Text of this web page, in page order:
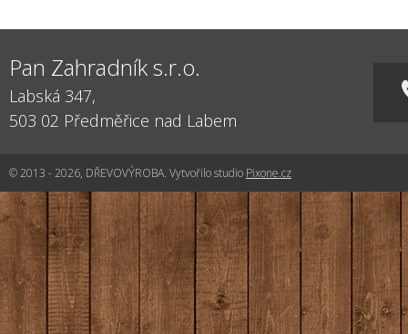
Pan Zahradník s.r.o.
Labská 347,
503 02 Předměřice nad Labem
© 2013 - 2026, DŘEVOVÝROBA. Vytvořilo studio Pixone.cz